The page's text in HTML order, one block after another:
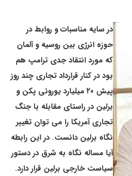
در سایه مناسبات و روابط در
حوزه انرژی بین روسیه و آلمان
که مورد انتقاد جدی ترامپ هم
بود در کنار قرارداد تجاری چند روز
پیش ۲۰ میلیارد یوروئی پکن و
برلین در راستای مقابله با جنگ
تجاری آمریکا را می توان تغییر
نگاه برلین دانست. در این رابطه
آیا مساله نگاه به شرق در دستور
سیاست خارجی برلین قرار دارد.